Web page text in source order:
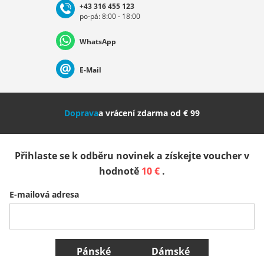
Deutschland Österreich
Nederland Italia (Italiano) Italien (Deutsch)
Slovenija
Belgique (Français) Danmark Norge
Všechny země
+43 316 455 123
po-pá: 8:00 - 18:00
WhatsApp
E-Mail
Dopravaa vrácení zdarma od € 99
Přihlaste se k odběru novinek a získejte voucher v
hodnotě 10 € .
E-mailová adresa
Pánské Dámské